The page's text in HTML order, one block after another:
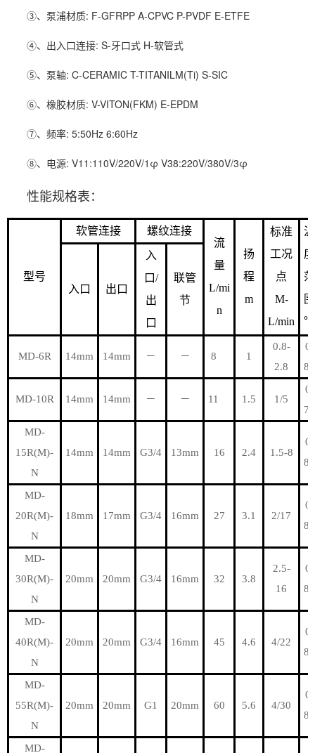
③、泵浦材质: F-GFRPP A-CPVC P-PVDF E-ETFE
④、出入口连接: S-牙口式 H-软管式
⑤、泵轴: C-CERAMIC T-TITANILM(Ti) S-SIC
⑥、橡胶材质: V-VITON(FKM) E-EPDM
⑦、频率: 5:50Hz 6:60Hz
⑧、电源: V11:110V/220V/1φ V38:220V/380V/3φ
性能规格表：
型号
软管连接
螺纹连接
流
量
L/mi
n
扬
程
m
标准
工况
点
M-
L/min
温
度
范
围
℃
入口 出口
入
口/
出
口
联管
节
MD-6R 14mm 14mm － － 8 1
0.8-
2.8
0-
80
MD-10R 14mm 14mm － － 11 1.5 1/5
0-
70
MD-
15R(M)-
N
14mm 14mm G3/4 13mm 16 2.4 1.5-8
0-
80
MD-
20R(M)-
N
18mm 17mm G3/4 16mm 27 3.1 2/17
0-
80
MD-
30R(M)-
N
20mm 20mm G3/4 16mm 32 3.8
2.5-
16
0-
80
MD-
40R(M)-
N
20mm 20mm G3/4 16mm 45 4.6 4/22
0-
80
MD-
55R(M)-
N
20mm 20mm G1 20mm 60 5.6 4/30
0-
80
MD-